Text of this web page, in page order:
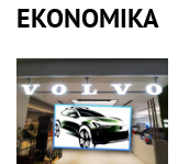
EKONOMIKA